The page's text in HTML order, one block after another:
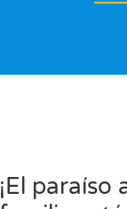
¡El